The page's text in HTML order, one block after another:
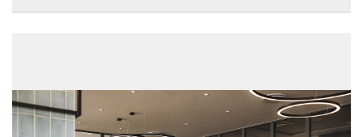
Frühling 2022
Weltfrauentag